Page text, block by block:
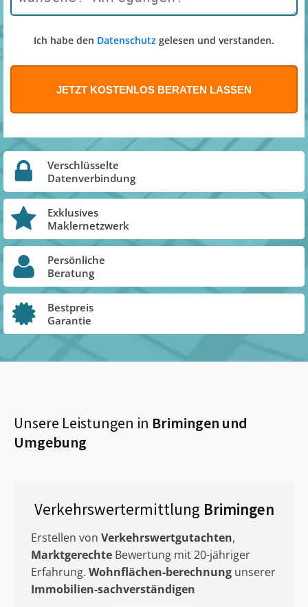
Ich habe den Datenschutz gelesen und verstanden.
Verschlüsselte
Datenverbindung
Exklusives
Maklernetzwerk
Persönliche
Beratung
Bestpreis
Garantie
Unsere Leistungen in Brimingen und
Umgebung
Verkehrswertermittlung Brimingen
Erstellen von Verkehrswertgutachten,
Marktgerechte Bewertung mit 20-jähriger
Erfahrung. Wohnflächen-berechnung unserer
Immobilien-sachverständigen